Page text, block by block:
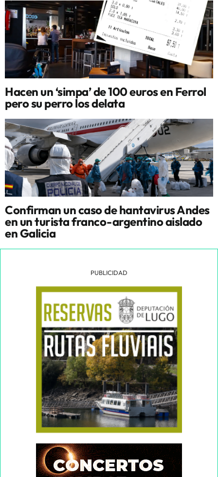
Hacen un ‘simpa’ de 100 euros en Ferrol
pero su perro los delata
Confirman un caso de hantavirus Andes
en un turista franco-argentino aislado
en Galicia
PUBLICIDAD